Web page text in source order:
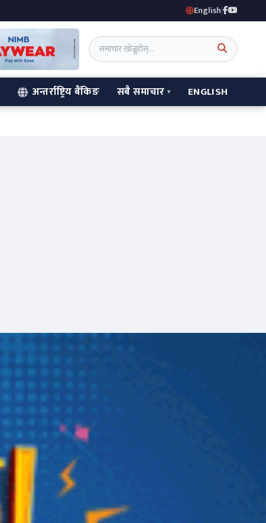
English|
अन्तर्राष्ट्रिय बैंकिङ सबै समाचार ENGLISH